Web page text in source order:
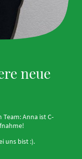
neue
Anna ist C-
uns bist :).